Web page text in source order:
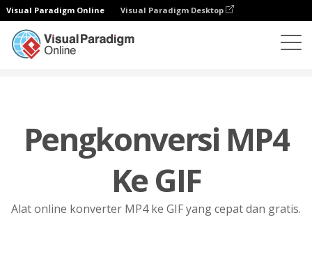
Visual Paradigm Online Visual Paradigm Desktop
Pengkonversi MP4
Ke GIF
Alat online konverter MP4 ke GIF yang cepat dan gratis.